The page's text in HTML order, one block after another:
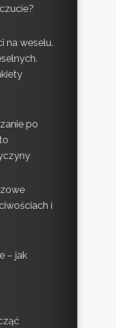
na weselu.
po
i
– jak